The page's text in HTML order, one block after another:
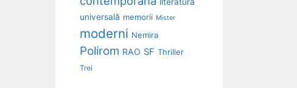
universală memorii Mister
moderni Nemira
Polirom RAO SF Thriller
Trei